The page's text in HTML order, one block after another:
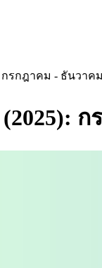
กรกฎาคม - ธันวาคม